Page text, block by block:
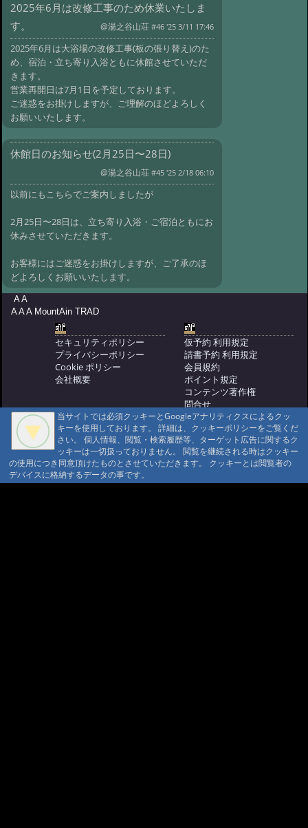
2025年6月は改修工事のため休業いたしま
す。
@湯之谷山荘 #46 '25 3/11 17:46
2025年6月は大浴場の改修工事(板の張り替え)のた
め、宿泊・立ち寄り入浴ともに休館させていただ
きます。
営業再開日は7月1日を予定しております。
ご迷惑をお掛けしますが、ご理解のほどよろしく
お願いいたします。
休館日のお知らせ(2月25日〜28日)
@湯之谷山荘 #45 '25 2/18 06:10
以前にもこちらでご案内しましたが
2月25日〜28日は、立ち寄り入浴・ご宿泊ともにお
休みさせていただきます。
お客様にはご迷惑をお掛けしますが、ご了承のほ
どよろしくお願いいたします。
#16:営業再開します @ '19 7/4 01:18
#15:避難勧告により本日休業
@ '19 7/3 02:39
#14:明日以降の営業に
ついて
@ '19 7/1 06:53
#13: 道路、電話回線復旧しました。
@ '19 6/27 11:08
#12:雨で本日お休みし
#11:電話回線復旧
#10:電話回線障害
#9:電話が復旧
#8:台風の影響で電話回線障害
#7:新燃岳噴火による
影響について
@ '17 10/13 02:11
#2:改装オープン
A A
A A A MountAin TRAD
セキュリティポリシー
プライバシーポリシー
Cookie ポリシー
会社概要
仮予約 利用規定
請書予約 利用規定
会員規約
ポイント規定
コンテンツ著作権
問合せ
マウンテントラッド株式会社
〒386-1211 長野県上田市下之郷692
0268371176
© 1999-2026 MountAin TRAD ® Inc. https://www.mountaintrad.co.jp
当サイトでは必須クッキーとGoogleアナリティクスによるクッ
キーを使用しております。 詳細は、クッキーポリシーをご覧くだ
さい。 個人情報、閲覧・検索履歴等、ターゲット広告に関するク
ッキーは一切扱っておりません。 閲覧を継続される時はクッキー
の使用につき同意頂けたものとさせていただきます。 クッキーとは閲覧者の
デバイスに格納するデータの事です。